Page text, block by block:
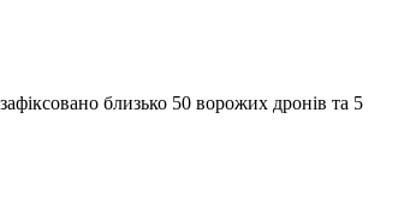
близько 50 ворожих дронів та 5